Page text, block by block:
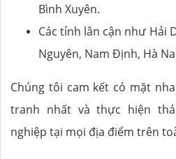
Bình Xuyên.
Các tỉnh lân cận như Hải
Nguyên, Nam Định, Hà
Chúng tôi cam kết có mặt
tranh nhất và thực hiện
nghiệp tại mọi địa điểm trên